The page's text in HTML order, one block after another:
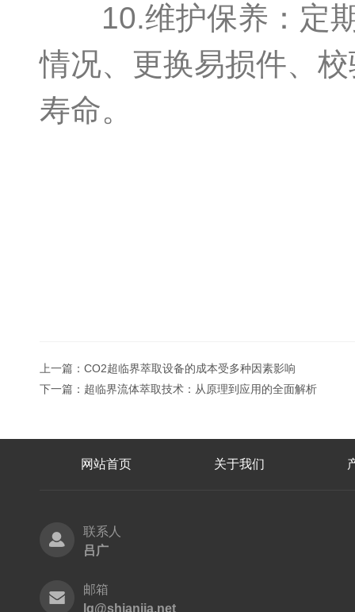
10.维护保养：定期
情况、更换易损件、
寿命。
上一篇： CO2超临界萃取设备的成本受多种因素影响
下一篇： 超临界流体萃取技术：从原理到应用的全面解析
网站首页 关于我们
联系人
吕广
邮箱
lg@shianjia.net